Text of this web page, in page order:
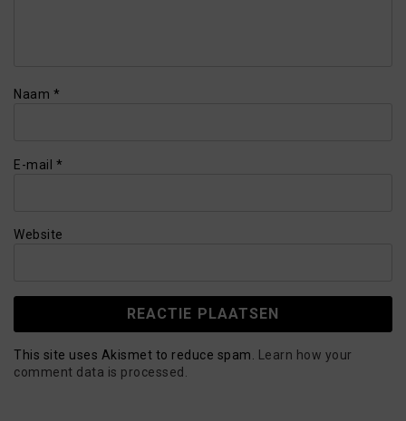
Naam *
E-mail *
Website
This site uses Akismet to reduce spam.
Learn how your
comment data is processed.